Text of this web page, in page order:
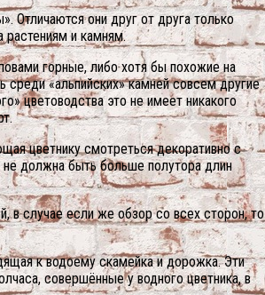
Отличаются они друг от друга только
растениям и камням.
горные, либо хотя бы похожие на
«альпийских» камней совсем другие
цветоводства это не имеет никакого
цветнику смотреться декоративно с
не должна быть больше полутора длин
в случае если же обзор со всех сторон, то
к водоему скамейка и дорожка. Эти
совершённые у водного цветника, в